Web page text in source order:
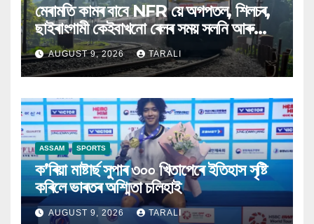
মেৰামতি কামৰ বাবে NFR য়ে অগপতল, শিলচৰ,
ছাইৰাংগামী কেইবাখনো ৰেলৰ সময় সলনি আৰু
বাতিল কৰিলে
AUGUST 9, 2026 TARALI
ASSAM SPORTS
ক’ৰিয়া মাষ্টাৰ্ছ সুপাৰ ৩০০ খিতাপেৰে ইতিহাস সৃষ্টি
কৰিলে ভাৰতৰ অশ্মিতা চলিহাই
AUGUST 9, 2026 TARALI